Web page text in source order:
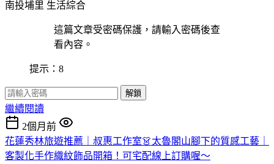
南投埔里 生活綜合
這篇文章受密碼保護，請輸入密碼後查
看內容。
提示：8
解鎖
繼續閱讀
2個月前
花蓮秀林旅遊推薦｜叔惠工作室👗太魯閣山腳下的質感工藝｜
客製化手作織紋飾品開箱！可宅配線上訂購喔～